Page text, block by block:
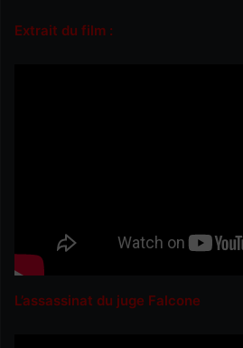
Extrait du film :
L’assassinat du juge Falcone